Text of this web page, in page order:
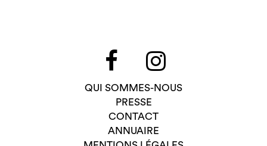
QUI SOMMES-NOUS
PRESSE
CONTACT
ANNUAIRE